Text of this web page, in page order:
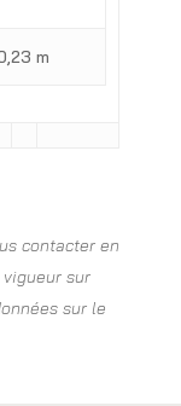
m
contacter en
sur
sur le